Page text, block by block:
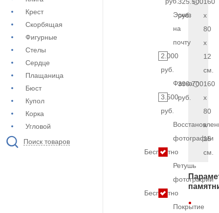
Крест
Скорбящая
Фигурные
Стелы
Сердце
Плащаница
Бюст
Купол
Корка
Угловой
Поиск товаров
Эскиз
на
почту
2.000
руб.
Фаска
3.500
руб.
фотографии
Бесплатно
Ретушь
фотографии
Бесплатно
Покрытие
руб.
x
80
x
12
см.
390.700
руб.
160
x
80
x
15
см.